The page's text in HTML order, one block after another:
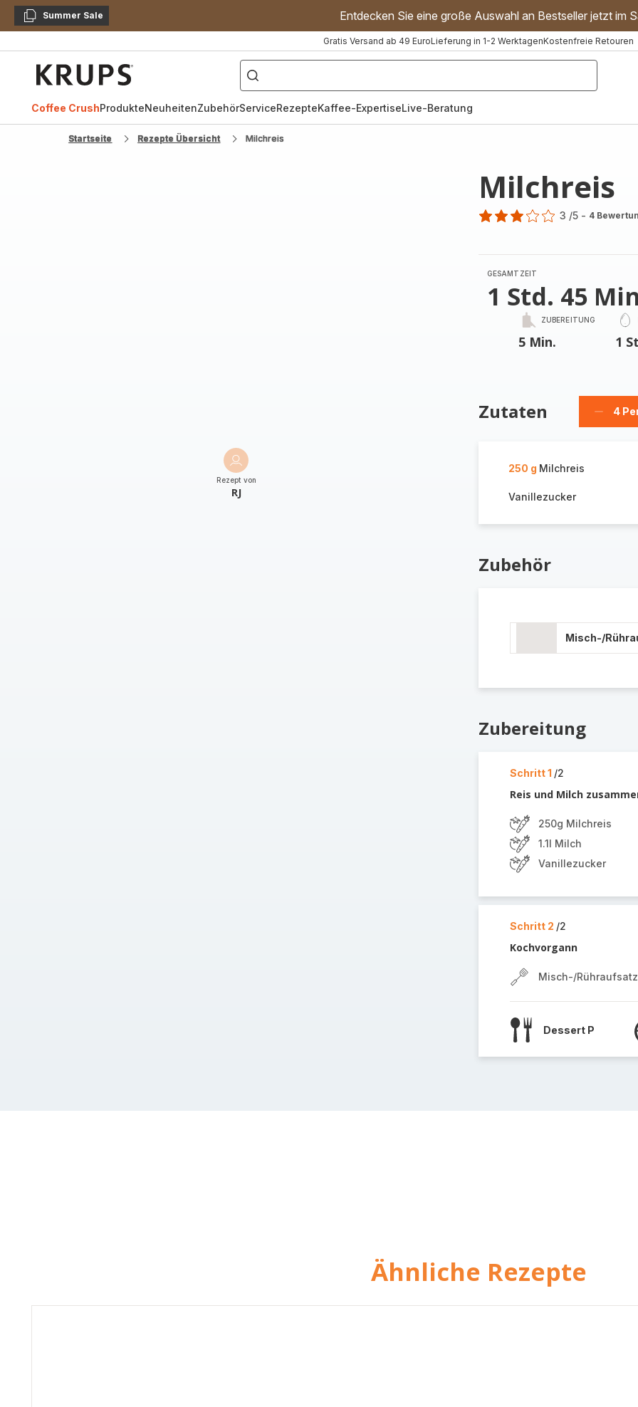
KopierenSummer Sale Entdecken Sie eine große Auswahl an Bestseller jetzt im
Gratis Versand ab 49 EuroLieferung in 1-2 WerktagenKostenfreie Retouren
["Kaffeevollautomat","Handmixer","Waffeleisen"]
Coffee CrushProdukteNeuheitenZubehörServiceRezepteKaffee-ExpertiseLive-Beratung
Startseite Rezepte Übersicht Milchreis
Rezept von
RJ
Milchreis
3
Sternen
(Durchschnitt)
3 /5 - 4
GESAMTZEIT
1 Std. 45
ZUBEREITUNG
5 Min. 1
Zutaten 4
250 g Milchreis
Vanillezucker
Zubehör
Misch-/
Zubereitung
Schritt 1 /2
Reis und Milch
250g Milchreis
1.1l Milch
Vanillezucker
Schritt 2 /2
Kochvorgann
Misch-/Rühraufsatz
Dessert P
Ähnliche Rezepte